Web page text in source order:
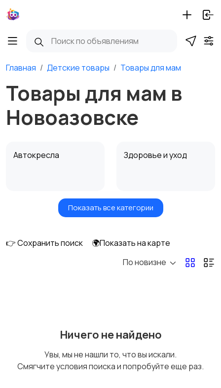
Главная Детские товары Товары для мам
Товары для мам в
Новоазовске
Автокресла Здоровье и уход
Игрушки и игры Детские коляски
Купание
Показать все категории
👉 Сохранить поиск
🌍Показать на карте
По новизне
Ничего не найдено
Увы, мы не нашли то, что вы искали.
Смягчите условия поиска и попробуйте еще раз.